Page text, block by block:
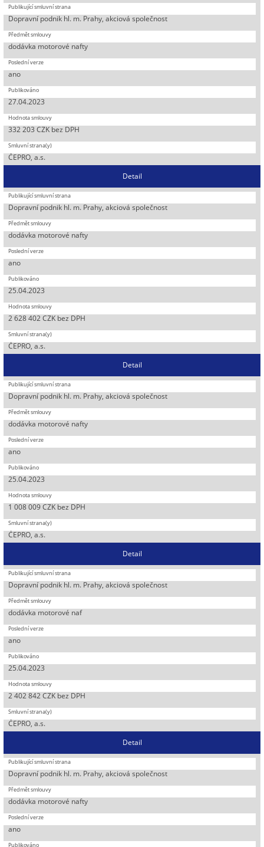
Dopravní podnik hl. m. Prahy, akciová společnost
dodávka motorové nafty
ano
27.04.2023
332 203 CZK bez DPH
ČEPRO, a.s.
Detail
Dopravní podnik hl. m. Prahy, akciová společnost
dodávka motorové nafty
ano
25.04.2023
2 628 402 CZK bez DPH
ČEPRO, a.s.
Detail
Dopravní podnik hl. m. Prahy, akciová společnost
dodávka motorové nafty
ano
25.04.2023
1 008 009 CZK bez DPH
ČEPRO, a.s.
Detail
Dopravní podnik hl. m. Prahy, akciová společnost
dodávka motorové naf
ano
25.04.2023
2 402 842 CZK bez DPH
ČEPRO, a.s.
Detail
Dopravní podnik hl. m. Prahy, akciová společnost
dodávka motorové nafty
ano